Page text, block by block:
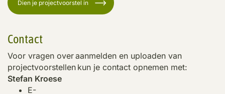
Dien je projectvoorstel in
Contact
Voor vragen over aanmelden en uploaden van
projectvoorstellen kun je contact opnemen met:
Stefan Kroese
E-